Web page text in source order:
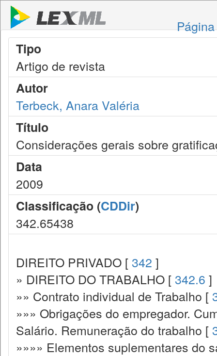
Tipo
Artigo de revista
Autor
Terbeck, Anara Valéria
Título
Considerações gerais sobre
Data
2009
Classificação (CDDir)
342.65438
DIREITO PRIVADO [ 342 ]
» DIREITO DO TRABALHO [ 342.6 ]
»» Contrato individual de Trabalho [
»»» Obrigações do empregador.
Salário. Remuneração do trabalho [
»»»» Elementos suplementares do